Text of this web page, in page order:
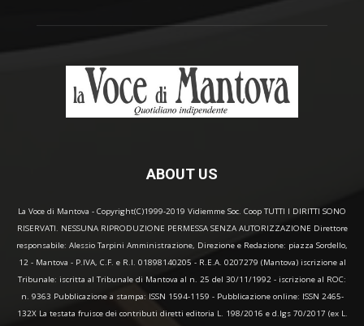
ABOUT US
La Voce di Mantova - Copyright(C)1999-2019 Vidiemme Soc. Coop TUTTI I DIRITTI SONO
RISERVATI. NESSUNA RIPRODUZIONE PERMESSA SENZA AUTORIZZAZIONE Direttore
responsabile: Alessio Tarpini Amministrazione, Direzione e Redazione: piazza Sordello,
12 - Mantova - P.IVA, C.F. e R.I. 01898140205 - R.E.A. 0207279 (Mantova) iscrizione al
Tribunale: iscritta al Tribunale di Mantova al n. 25 del 30/11/1992 - iscrizione al ROC:
n. 9363 Pubblicazione a stampa: ISSN 1594-1159 - Pubblicazione online: ISSN 2465-
132X La testata fruisce dei contributi diretti editoria L. 198/2016 e d.lgs 70/2017 (ex L.